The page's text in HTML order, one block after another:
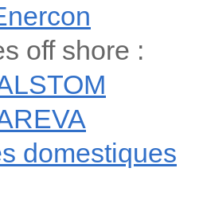
off shore :
domestiques